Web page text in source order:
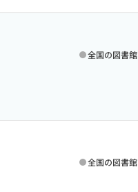
全国の図書館
全国の図書館